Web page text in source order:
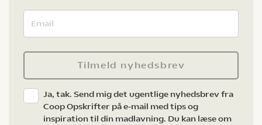
Tilmeld nyhedsbrev
Ja, tak. Send mig det ugentlige nyhedsbrev fra
Coop Opskrifter på e-mail med tips og
inspiration til din madlavning. Du kan læse om